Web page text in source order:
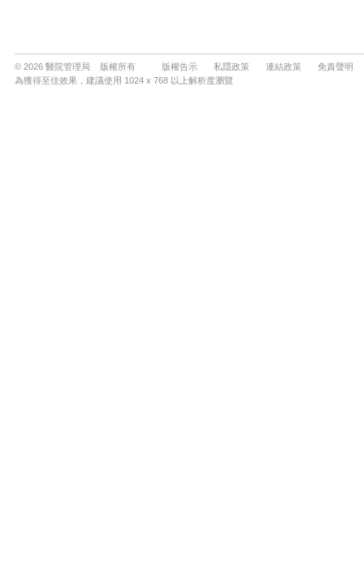
© 2026 醫院管理局 版權所有 版權告示 私隱政策 連結政策
免責聲明
為獲得至佳效果，建議使用 1024 x 768 以上解析度瀏覽